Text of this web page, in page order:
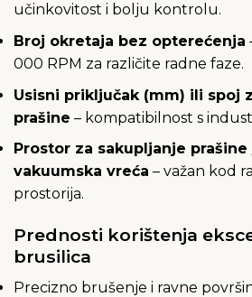
učinkovitost i bolju kontrolu.
Broj okretaja bez opterećenja
000 RPM za različite radne faze.
Usisni priključak (mm) ili spoj
prašine – kompatibilnost s
Prostor za sakupljanje
vakuumska vreća – važan kod
prostorija.
Prednosti korištenja
brusilica
Precizno brušenje i ravne